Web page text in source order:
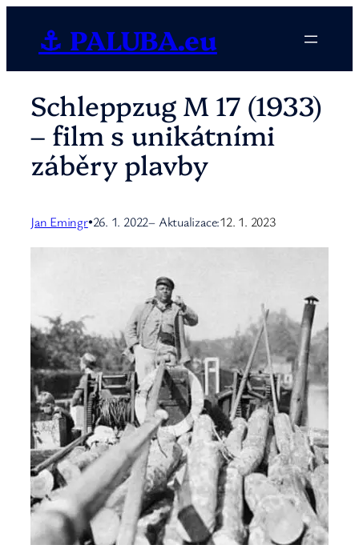
obsah
⚓ PALUBA.eu
Schleppzug M 17 (1933)
– film s unikátními
záběry plavby
Jan Emingr•26. 1. 2022– Aktualizace:12. 1. 2023